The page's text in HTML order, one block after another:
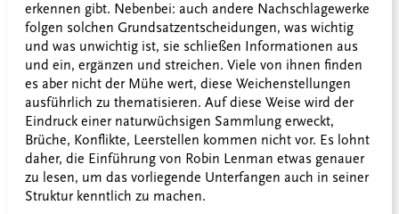
erkennen gibt. Nebenbei: auch andere Nachschlagewerke
folgen solchen Grundsatzentscheidungen, was wichtig
und was unwichtig ist, sie schließen Informationen aus
und ein, ergänzen und streichen. Viele von ihnen finden
es aber nicht der Mühe wert, diese Weichenstellungen
ausführlich zu thematisieren. Auf diese Weise wird der
Eindruck einer naturwüchsigen Sammlung erweckt,
Brüche, Konflikte, Leerstellen kommen nicht vor. Es lohnt
daher, die Einführung von Robin Lenman etwas genauer
zu lesen, um das vorliegende Unterfangen auch in seiner
Struktur kenntlich zu machen.